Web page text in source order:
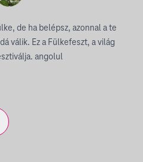
de ha belépsz, azonnal a te
válik. Ez a Fülkefeszt, a világ
angolul